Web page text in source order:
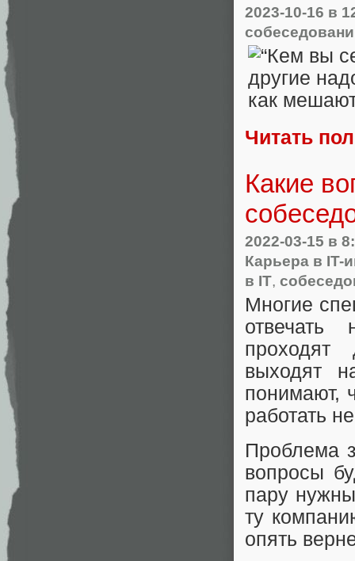
2023-10-16 в
Читать
Какие
2022-03-15 в
Карьера в IT-
в IT,
Многие
отвечать
проходят
выходят
понимают,
работать
Проблема
вопросы
пару
ту
опять